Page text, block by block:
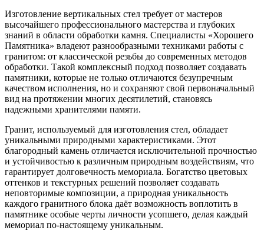
Изготовление вертикальных стел требует от мастеров
высочайшего профессионального мастерства и глубоких
знаний в области обработки камня. Специалисты «Хорошего
Памятника» владеют разнообразными техниками работы с
гранитом: от классической резьбы до современных методов
обработки. Такой комплексный подход позволяет создавать
памятники, которые не только отличаются безупречным
качеством исполнения, но и сохраняют свой первоначальный
вид на протяжении многих десятилетий, становясь
надежными хранителями памяти.
Гранит, используемый для изготовления стел, обладает
уникальными природными характеристиками. Этот
благородный камень отличается исключительной прочностью
и устойчивостью к различным природным воздействиям, что
гарантирует долговечность мемориала. Богатство цветовых
оттенков и текстурных решений позволяет создавать
неповторимые композиции, а природная уникальность
каждого гранитного блока даёт возможность воплотить в
памятнике особые черты личности усопшего, делая каждый
мемориал по-настоящему уникальным.